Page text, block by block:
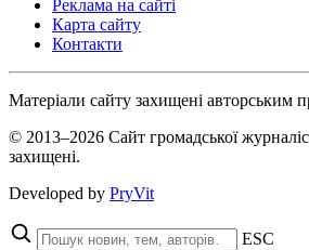
Реклама на сайті
Карта сайту
Контакти
Матеріали сайту захищені авторським
© 2013–2026 Сайт громадської
захищені.
Developed by PryVit
ESC